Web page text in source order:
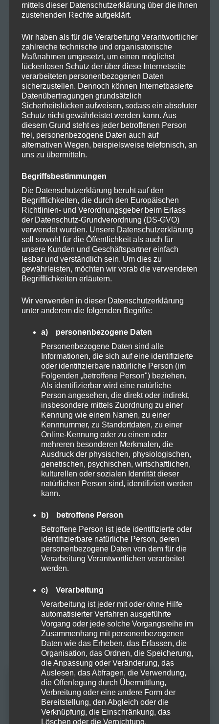
ARCHIV
Oktober 2025
August 2024
Juli 2024
Juni 2024
Mai 2024
April 2024
März 2024
KATEGORIEN
Allgemein
Cannabis
CBD
CBD Öl
Darmpflege
Grow
Kosmetik
Natural
Organic
Rezepte
Sucht
Vapes
ZubehörAltersprüfung
Du musst mindestens18Jahre alt sein, um
mittels dieser Datenschutzerklärung über die ihnen
zustehenden Rechte aufgeklärt.
Wir haben als für die Verarbeitung Verantwortlicher
zahlreiche technische und organisatorische
Maßnahmen umgesetzt, um einen möglichst
lückenlosen Schutz der über diese Internetseite
verarbeiteten personenbezogenen Daten
sicherzustellen. Dennoch können Internetbasierte
Datenübertragungen grundsätzlich
Sicherheitslücken aufweisen, sodass ein absoluter
Schutz nicht gewährleistet werden kann. Aus
diesem Grund steht es jeder betroffenen Person
frei, personenbezogene Daten auch auf
alternativen Wegen, beispielsweise telefonisch, an
uns zu übermitteln.
Begriffsbestimmungen
Die Datenschutzerklärung beruht auf den
Begrifflichkeiten, die durch den Europäischen
Richtlinien- und Verordnungsgeber beim Erlass
der Datenschutz-Grundverordnung (DS-GVO)
verwendet wurden. Unsere Datenschutzerklärung
soll sowohl für die Öffentlichkeit als auch für
unsere Kunden und Geschäftspartner einfach
lesbar und verständlich sein. Um dies zu
gewährleisten, möchten wir vorab die verwendeten
Begrifflichkeiten erläutern.
Wir verwenden in dieser Datenschutzerklärung
unter anderem die folgenden Begriffe:
a) personenbezogene Daten
Personenbezogene Daten sind alle
Informationen, die sich auf eine identifizierte
oder identifizierbare natürliche Person (im
Folgenden „betroffene Person") beziehen.
Als identifizierbar wird eine natürliche
Person angesehen, die direkt oder indirekt,
insbesondere mittels Zuordnung zu einer
Kennung wie einem Namen, zu einer
Kennnummer, zu Standortdaten, zu einer
Online-Kennung oder zu einem oder
mehreren besonderen Merkmalen, die
Ausdruck der physischen, physiologischen,
genetischen, psychischen, wirtschaftlichen,
kulturellen oder sozialen Identität dieser
natürlichen Person sind, identifiziert werden
kann.
b) betroffene Person
Betroffene Person ist jede identifizierte oder
identifizierbare natürliche Person, deren
personenbezogene Daten von dem für die
Verarbeitung Verantwortlichen verarbeitet
werden.
c) Verarbeitung
Verarbeitung ist jeder mit oder ohne Hilfe
automatisierter Verfahren ausgeführte
Vorgang oder jede solche Vorgangsreihe im
Zusammenhang mit personenbezogenen
Daten wie das Erheben, das Erfassen, die
Organisation, das Ordnen, die Speicherung,
die Anpassung oder Veränderung, das
Auslesen, das Abfragen, die Verwendung,
die Offenlegung durch Übermittlung,
Verbreitung oder eine andere Form der
Bereitstellung, den Abgleich oder die
Verknüpfung, die Einschränkung, das
Löschen oder die Vernichtung.